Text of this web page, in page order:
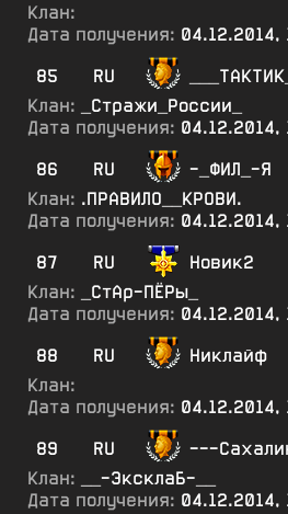
Клан:
Дата получения: 04.12.2014,
85
RU
Клан:
_Стражи_России_
Дата получения: 04.12.2014,
86
RU
-_ФИЛ_-Я
Клан: .ПРАВИЛО__КРОВИ.
Дата получения: 04.12.2014,
87
RU
Новик2
Клан:
_СтАр-ПЁРы_
Дата получения: 04.12.2014,
88
RU
Никлайф
Клан:
Дата получения: 04.12.2014,
89
RU
---
Клан:
__-ЭксклаБ-__
Дата получения: 04.12.2014,